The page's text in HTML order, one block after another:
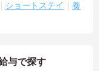
ショートステイ
養
与で探す